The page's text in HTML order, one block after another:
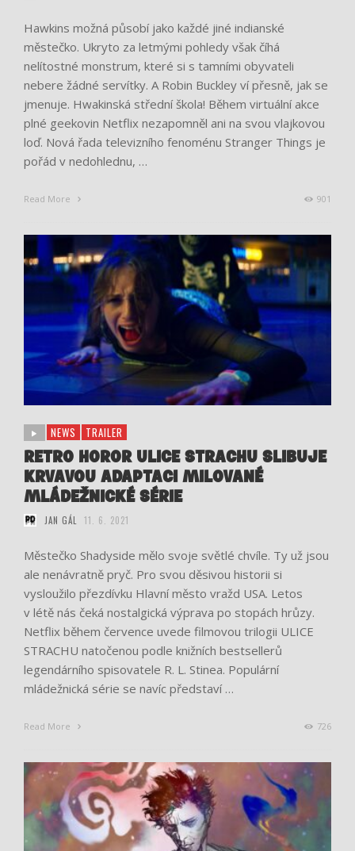
Hawkins možná působí jako každé jiné indianské
městečko. Ukryto za letmými pohledy však číhá
nelítostné monstrum, které si s tamními obyvateli
nebere žádné servítky. A Robin Buckley ví přesně, jak se
jmenuje. Hwakinská střední škola! Během virtuální akce
plné geekovin Netflix nezapomněl ani na svou vlajkovou
loď. Nová řada televizního fenoménu Stranger Things je
pořád v nedohlednu, …
Read More 901
NEWS TRAILER
RETRO HOROR ULICE STRACHU SLIBUJE
KRVAVOU ADAPTACI MILOVANÉ
MLÁDEŽNICKÉ SÉRIE
JAN GÁL 11. 6. 2021
Městečko Shadyside mělo svoje světlé chvíle. Ty už jsou
ale nenávratně pryč. Pro svou děsivou historii si
vysloužilo přezdívku Hlavní město vražd USA. Letos
v létě nás čeká nostalgická výprava po stopách hrůzy.
Netflix během července uvede filmovou trilogii ULICE
STRACHU natočenou podle knižních bestsellerů
legendárního spisovatele R. L. Stinea. Populární
mládežnická série se navíc představí …
Read More 726